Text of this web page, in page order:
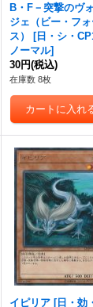
B・F－突撃のヴ
ジェ（ビー・フ
ス）
[日・シ・
ノーマル]
30円(税込)
在庫数 8枚
イピリア [日・効